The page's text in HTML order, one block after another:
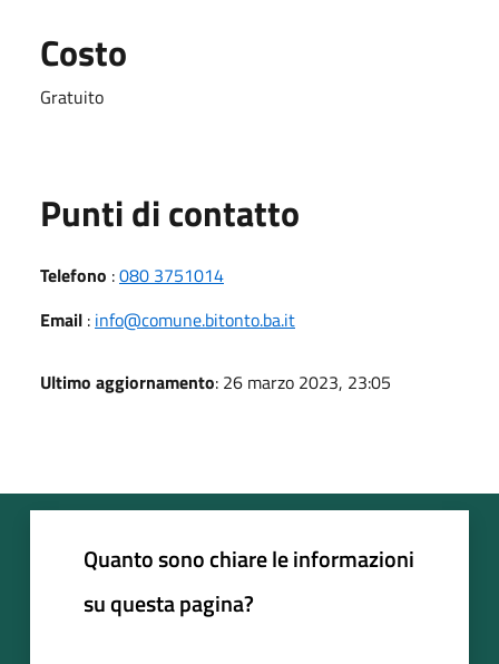
Costo
Gratuito
Punti di contatto
Telefono :080 3751014
Email : info@comune.bitonto.ba.it
Ultimo aggiornamento: 26 marzo 2023, 23:05
Quanto sono chiare le informazioni
su questa pagina?